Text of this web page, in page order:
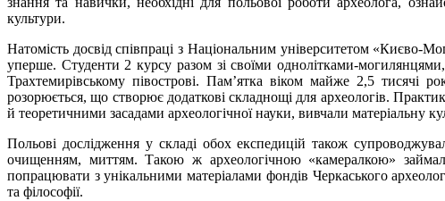
культури.
Натомість досвід співпраці з Національним університетом «Києво-
уперше. Студенти 2 курсу разом зі своїми однолітками-
Трахтемирівському півострові. Пам’ятка віком майже 2,5 тисячі
розорюється, що створює додаткові складнощі для археологів.
й теоретичними засадами археологічної науки, вивчали матеріальну
Польові дослідження у складі обох експедицій також
очищенням, миттям. Такою ж археологічною «камералкою»
попрацювати з унікальними матеріалами фондів Черкаського
та філософії.